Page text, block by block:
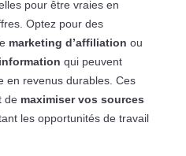
pour être vraies en
Optez pour des
marketing d’affiliation ou
qui peuvent
en revenus durables. Ces
de maximiser vos sources
les opportunités de travail